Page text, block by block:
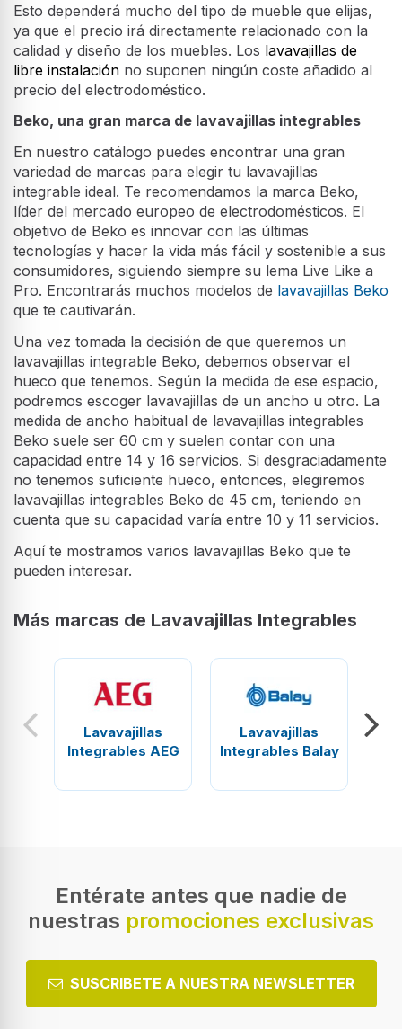
Esto dependerá mucho del tipo de mueble que elijas,
ya que el precio irá directamente relacionado con la
calidad y diseño de los muebles. Los lavavajillas de
libre instalación no suponen ningún coste añadido al
precio del electrodoméstico.
Beko, una gran marca de lavavajillas integrables
En nuestro catálogo puedes encontrar una gran
variedad de marcas para elegir tu lavavajillas
integrable ideal. Te recomendamos la marca Beko,
líder del mercado europeo de electrodomésticos. El
objetivo de Beko es innovar con las últimas
tecnologías y hacer la vida más fácil y sostenible a sus
consumidores, siguiendo siempre su lema Live Like a
Pro. Encontrarás muchos modelos de lavavajillas Beko
que te cautivarán.
Una vez tomada la decisión de que queremos un
lavavajillas integrable Beko, debemos observar el
hueco que tenemos. Según la medida de ese espacio,
podremos escoger lavavajillas de un ancho u otro. La
medida de ancho habitual de lavavajillas integrables
Beko suele ser 60 cm y suelen contar con una
capacidad entre 14 y 16 servicios. Si desgraciadamente
no tenemos suficiente hueco, entonces, elegiremos
lavavajillas integrables Beko de 45 cm, teniendo en
cuenta que su capacidad varía entre 10 y 11 servicios.
Aquí te mostramos varios lavavajillas Beko que te
pueden interesar.
Más marcas de Lavavajillas Integrables
Lavavajillas
Integrables AEG
Lavavajillas
Integrables Balay
Entérate antes que nadie de
nuestras promociones exclusivas
SUSCRIBETE A NUESTRA NEWSLETTER